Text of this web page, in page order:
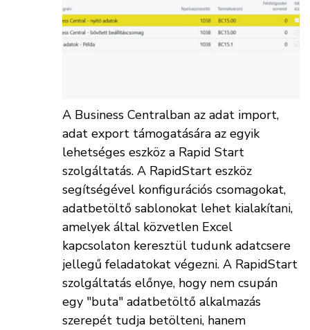
A Business Centralban az adat import,
adat export támogatására az egyik
lehetséges eszköz a Rapid Start
szolgáltatás. A RapidStart eszköz
segítségével konfigurációs csomagokat,
adatbetöltő sablonokat lehet kialakítani,
amelyek által közvetlen Excel
kapcsolaton keresztül tudunk adatcsere
jellegű feladatokat végezni. A RapidStart
szolgáltatás előnye, hogy nem csupán
egy "buta" adatbetöltő alkalmazás
szerepét tudja betölteni, hanem